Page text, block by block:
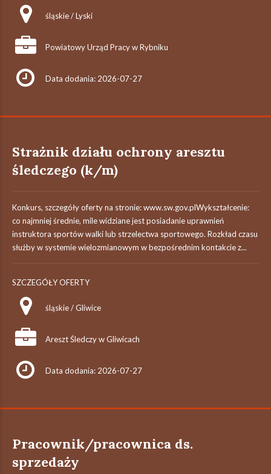
śląskie / Lyski
Powiatowy Urząd Pracy w Rybniku
Data dodania: 2026-07-27
Strażnik działu ochrony aresztu
śledczego (k/m)
Konkurs, szczegóły oferty na stronie: www.sw.gov.plWykształcenie:
co najmniej średnie, mile widziane jest posiadanie uprawnień
instruktora sportów walki lub strzelectwa sportowego. Rozkład czasu
służby w systemie wielozmianowym w bezpośrednim kontakcie z...
SZCZEGÓŁY OFERTY
śląskie / Gliwice
Areszt Śledczy w Gliwicach
Data dodania: 2026-07-27
Pracownik/pracownica ds.
sprzedaży